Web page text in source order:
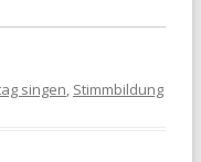
singen, Stimmbildung